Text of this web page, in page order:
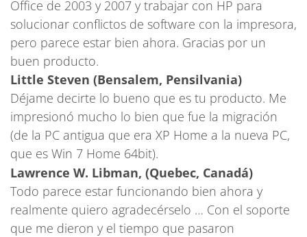
Office de 2003 y 2007 y trabajar con HP para
solucionar conflictos de software con la impresora,
pero parece estar bien ahora. Gracias por un
buen producto.
Little Steven (Bensalem, Pensilvania)
Déjame decirte lo bueno que es tu producto. Me
impresionó mucho lo bien que fue la migración
(de la PC antigua que era XP Home a la nueva PC,
que es Win 7 Home 64bit).
Lawrence W. Libman, (Quebec, Canadá)
Todo parece estar funcionando bien ahora y
realmente quiero agradecérselo … Con el soporte
que me dieron y el tiempo que pasaron